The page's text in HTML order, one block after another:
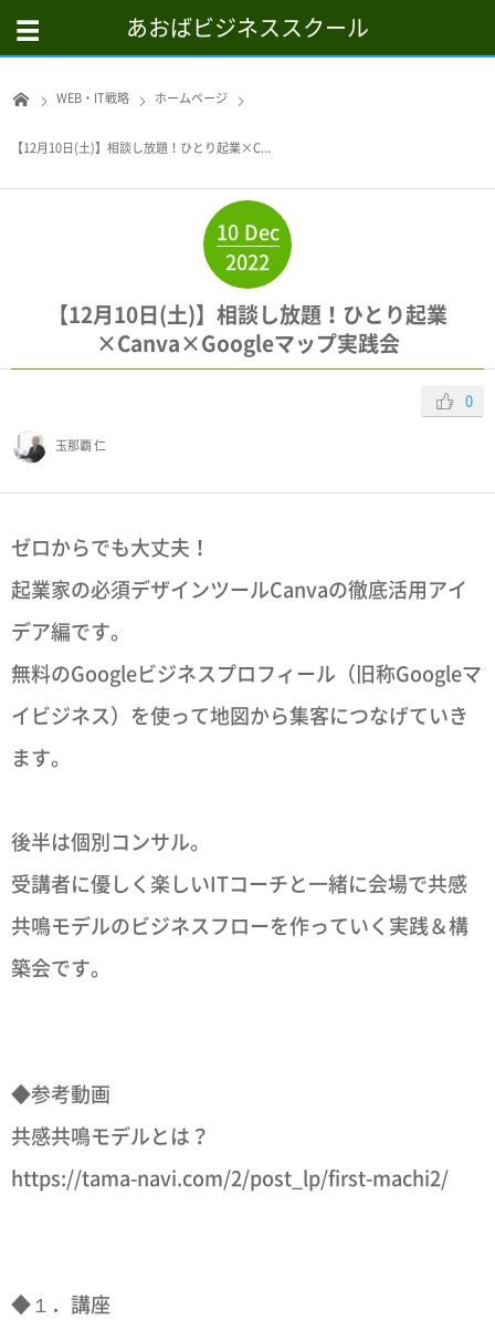
あおばビジネススクール
WEB・IT戦略 ホームページ
【12月10日(土)】相談し放題！ひとり起業×C...
10 Dec
2022
【12月10日(土)】相談し放題！ひとり起業
×Canva×Googleマップ実践会
0
玉那覇 仁
ゼロからでも大丈夫！
起業家の必須デザインツールCanvaの徹底活用アイ
デア編です。
無料のGoogleビジネスプロフィール（旧称Googleマ
イビジネス）を使って地図から集客につなげていき
ます。
後半は個別コンサル。
受講者に優しく楽しいITコーチと一緒に会場で共感
共鳴モデルのビジネスフローを作っていく実践＆構
築会です。
◆参考動画
共感共鳴モデルとは？
https://tama-navi.com/2/post_lp/first-machi2/
◆１．講座